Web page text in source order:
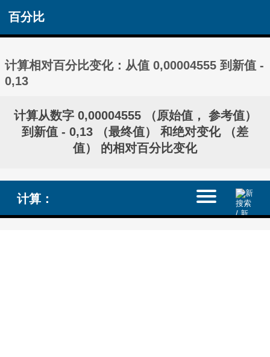
百分比
计算相对百分比变化：从值 0,00004555 到新值 -
0,13
计算从数字 0,00004555 （原始值， 参考值）
到新值 - 0,13 （最终值） 和绝对变化 （差
值） 的相对百分比变化
计算：